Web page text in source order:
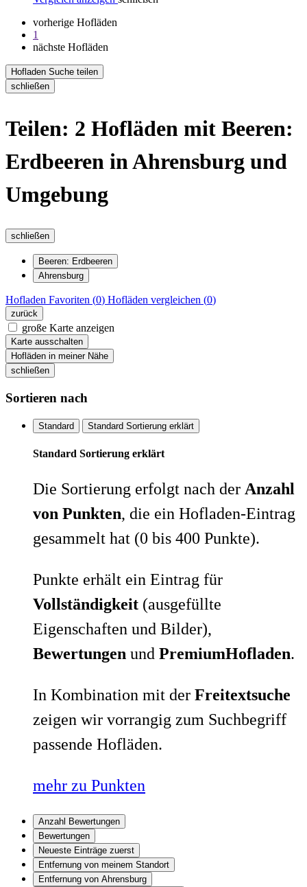
vorherige Hofläden
1
nächste Hofläden
Hofladen Suche teilen
schließen
Teilen: 2 Hofläden mit Beeren:
Erdbeeren in Ahrensburg und
Umgebung
schließen
Beeren: Erdbeeren
Ahrensburg
Hofladen Favoriten (0) Hofläden vergleichen (0)
zurück
große Karte anzeigen
Karte ausschalten
Hofläden in meiner Nähe
schließen
Sortieren nach
Standard Standard Sortierung erklärt
Standard Sortierung erklärt
Die Sortierung erfolgt nach der Anzahl
von Punkten, die ein Hofladen-Eintrag
gesammelt hat (0 bis 400 Punkte).
Punkte erhält ein Eintrag für
Vollständigkeit (ausgefüllte
Eigenschaften und Bilder),
Bewertungen und PremiumHofladen.
In Kombination mit der Freitextsuche
zeigen wir vorrangig zum Suchbegriff
passende Hofläden.
mehr zu Punkten
Anzahl Bewertungen
Bewertungen
Neueste Einträge zuerst
Entfernung von meinem Standort
Entfernung von Ahrensburg